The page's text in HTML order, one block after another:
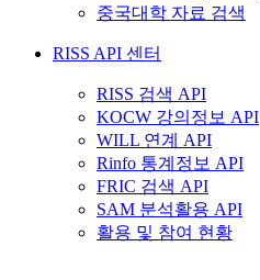
중국대학 자료 검색
RISS API 센터
RISS 검색 API
KOCW 강의정보 API
WILL 연계 API
Rinfo 통계정보 API
FRIC 검색 API
SAM 분석활용 API
활용 및 참여 현황